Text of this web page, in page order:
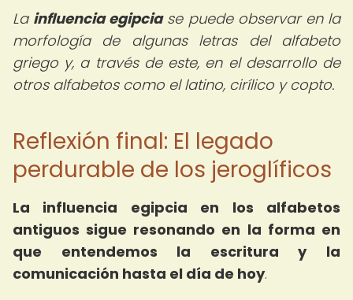
La influencia egipciase puede observar en la
morfología de algunas letras del alfabeto
griego y, a través de este, en el desarrollo de
otros alfabetos como el latino, cirílico y copto.
Reflexión final: El legado
perdurable de los jeroglíficos
La influencia egipcia en los alfabetos
antiguos sigue resonando en la forma en
que entendemos la escritura y la
comunicación hasta el día de hoy.